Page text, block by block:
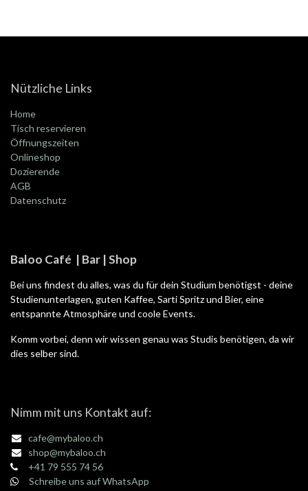
Nützliche Links
Home
Tisch reservieren
Öffnungszeiten
Onlineshop
Dozierende
AGB
Datenschutz
Baloo Café | Bar | Shop
Bei uns findest du alles, was du für dein Studium benötigst - deine
Studienunterlagen, guten Kaffee, Sarti Spritz und Bier, eine
entspannte Atmosphäre und coole Events.
Komm vorbei, denn wir wissen genau was Studis benötigen, da wir
dies selber sind.
Nimm mit uns Kontakt auf:
cafe@mybaloo.ch
shop@mybaloo.ch
+41 79 555 74 56
Schreibe uns auf WhatsApp